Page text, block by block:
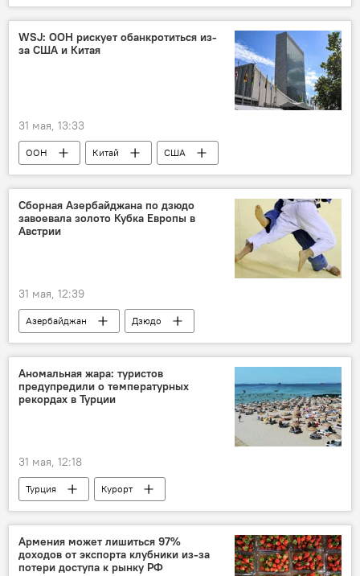
WSJ: ООН рискует обанкротиться из-
за США и Китая
31 мая, 13:33
ООН Китай США
Сборная Азербайджана по дзюдо
завоевала золото Кубка Европы в
Австрии
31 мая, 12:39
Азербайджан
Дзюдо
Федерация дзюдо Азербайджана
Аномальная жара: туристов
предупредили о температурных
рекордах в Турции
31 мая, 12:18
Турция Курорт
Армения может лишиться 97%
доходов от экспорта клубники из‑за
потери доступа к рынку РФ